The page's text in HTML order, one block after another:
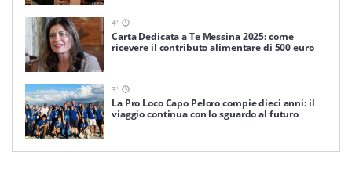
4'
Carta Dedicata a Te Messina 2025: come
ricevere il contributo alimentare di 500 euro
3'
La Pro Loco Capo Peloro compie dieci anni: il
viaggio continua con lo sguardo al futuro